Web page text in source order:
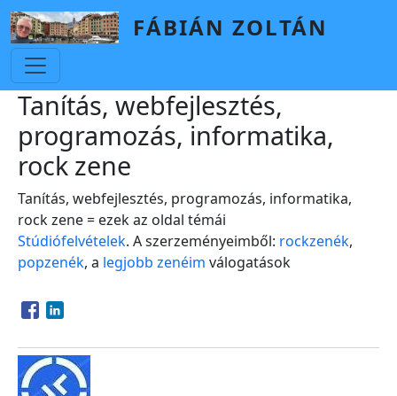
Skip to main content
FÁBIÁN ZOLTÁN
Tanítás, webfejlesztés,
programozás, informatika,
rock zene
Tanítás, webfejlesztés, programozás, informatika,
rock zene = ezek az oldal témái
Stúdiófelvételek. A szerzeményeimből: rockzenék,
popzenék, a legjobb zenéim válogatások
Opens in a new window
Opens in a new window